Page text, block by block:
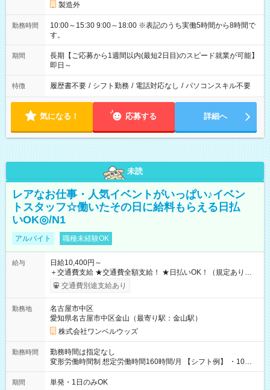
製造外
勤務時間
10:00～15:30 9:00～18:00 ※表記のうち実働5時間から8時間で
す。
期間
長期【ご応募から1週間以内(最短2日目)のスピード就業が可能】
即日～
特徴 履歴書不要 / シフト勤務 / 電話対応なし / パソコンスキル不要
気になる！ 応募する 詳細へ
未読
レアなお仕事・人気イベントがいっぱい♪イベン
トスタッフ☆働いたその日に給料もらえる日払
いOK◎/N1
アルバイト 職種未経験OK
給与
日給10,400円～
＋交通費支給 ★交通費全額支給！ ★日払いOK！（規定あり） ┗
働いたその日に現金GET♪ お仕事後はコンビニATMから 日払
交通費別途支給あり
勤務地
名古屋市中区
愛知県名古屋市中区金山（最寄り駅：金山駅）
株式会社ワンベルウッズ
勤務時間
勤務時間は指定なし
変形労働時間制 想定労働時間160時間/月 【シフト例】 ・10：
00～20：00
期間 単発・1日のみOK